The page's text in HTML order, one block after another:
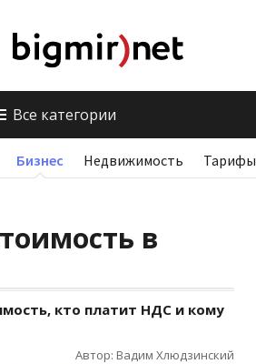
Все категории
Бизнес Недвижимость Тарифы
в
кто платит НДС и кому
Автор: Вадим Хлюдзинский